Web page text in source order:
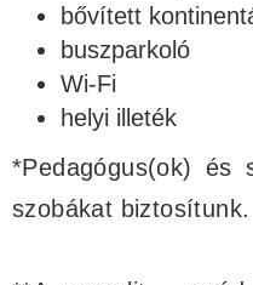
bővített
buszparkoló
Wi-Fi
helyi illeték
*Pedagógus(ok) és
szobákat biztosítunk.